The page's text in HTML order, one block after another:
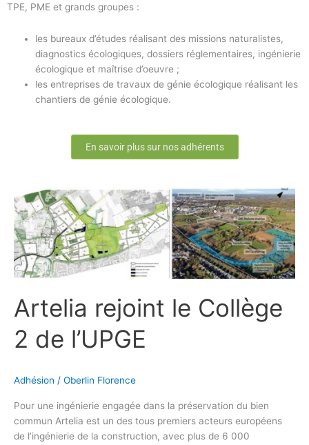
TPE, PME et grands groupes :
les bureaux d’études réalisant des missions naturalistes,
diagnostics écologiques, dossiers réglementaires, ingénierie
écologique et maîtrise d’oeuvre ;
les entreprises de travaux de génie écologique réalisant les
chantiers de génie écologique.
En savoir plus sur nos adhérents
Artelia rejoint le Collège
2 de l’UPGE
Adhésion / Oberlin Florence
Pour une ingénierie engagée dans la préservation du bien
commun Artelia est un des tous premiers acteurs européens
de l’ingénierie de la construction, avec plus de 6 000
Artelia
rejoint
le
Collège
2
de